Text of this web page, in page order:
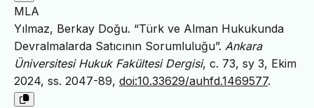
MLA
Yılmaz, Berkay Doğu. “Türk ve Alman Hukukunda
Devralmalarda Satıcının Sorumluluğu”. Ankara
Üniversitesi Hukuk Fakültesi Dergisi, c. 73, sy 3, Ekim
2024, ss. 2047-89, doi:10.33629/auhfd.1469577.